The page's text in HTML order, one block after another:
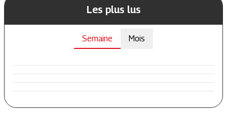
Les plus lus
Semaine Mois